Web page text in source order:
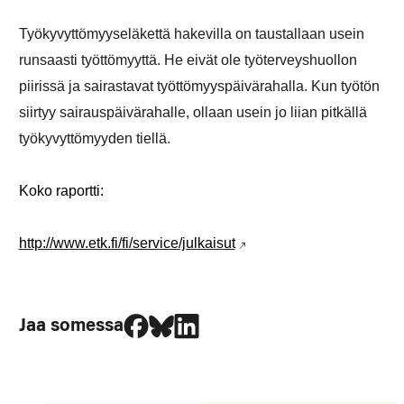
Työkyvyttömyyseläkettä hakevilla on taustallaan usein
runsaasti työttömyyttä. He eivät ole työterveyshuollon
piirissä ja sairastavat työttömyyspäivärahalla. Kun työtön
siirtyy sairauspäivärahalle, ollaan usein jo liian pitkällä
työkyvyttömyyden tiellä.
Koko raportti:
http://www.etk.fi/fi/service/julkaisut
Jaa somessa
Jaa Facebookissa
Jaa Blueskyssa
Jaa LinkedIn:ssä